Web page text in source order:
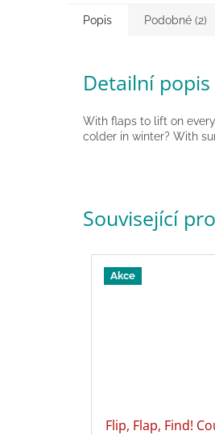
Související
Akce
Flip, Flap, Find!
Popis Podobné (2)
Detailní
With flaps to lift on
colder in winter? With